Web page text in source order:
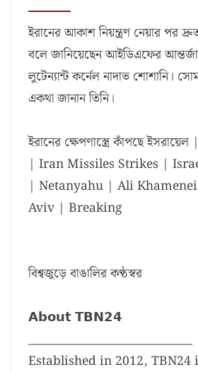
ইরানের আকাশ নিয়ন্ত্রণ নেয়ার পর
বলে জানিয়েছেন আইডিএফের
লুটেন্যান্ট কর্নেল নাদাভ শোশানি।
একথা জানান তিনি।
ইরানের ক্ষেপণাস্ত্রে কাঁপছে
| Iran Missiles Strikes |
| Netanyahu | Ali
Aviv | Breaking
বিশ্বজুড়ে বাঙালির কণ্ঠস্বর
𝗔𝗯𝗼𝘂𝘁 𝗧𝗕𝗡𝟮𝟰
_____________________________
Established in 2012, TBN24